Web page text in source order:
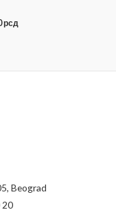
рсд
Beograd
20